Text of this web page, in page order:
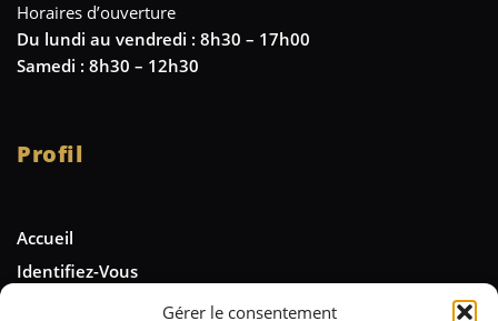
Gérer le consentement
Horaires d’ouverture
Du lundi au vendredi : 8h30 – 17h00
Samedi : 8h30 – 12h30
Profil
Accueil
Identifiez-Vous